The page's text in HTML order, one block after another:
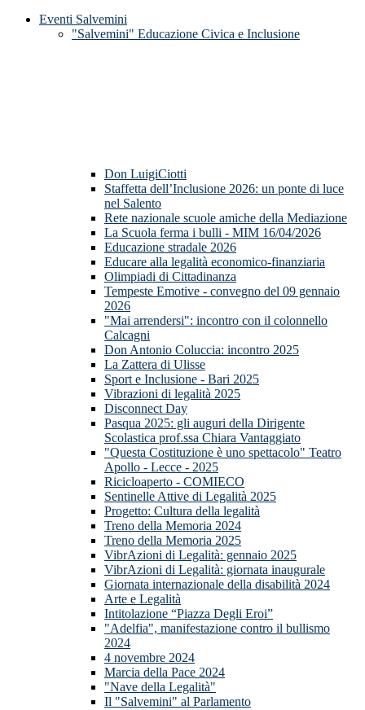
Eventi Salvemini
"Salvemini" Educazione Civica e Inclusione
Don LuigiCiotti
Staffetta dell’Inclusione 2026: un ponte di luce
nel Salento
Rete nazionale scuole amiche della Mediazione
La Scuola ferma i bulli - MIM 16/04/2026
Educazione stradale 2026
Educare alla legalità economico-finanziaria
Olimpiadi di Cittadinanza
Tempeste Emotive - convegno del 09 gennaio
2026
"Mai arrendersi": incontro con il colonnello
Calcagni
Don Antonio Coluccia: incontro 2025
La Zattera di Ulisse
Sport e Inclusione - Bari 2025
Vibrazioni di legalità 2025
Disconnect Day
Pasqua 2025: gli auguri della Dirigente
Scolastica prof.ssa Chiara Vantaggiato
"Questa Costituzione è uno spettacolo" Teatro
Apollo - Lecce - 2025
Ricicloaperto - COMIECO
Sentinelle Attive di Legalità 2025
Progetto: Cultura della legalità
Treno della Memoria 2024
Treno della Memoria 2025
VibrAzioni di Legalità: gennaio 2025
VibrAzioni di Legalità: giornata inaugurale
Giornata internazionale della disabilità 2024
Arte e Legalità
Intitolazione “Piazza Degli Eroi”
"Adelfia", manifestazione contro il bullismo
2024
4 novembre 2024
Marcia della Pace 2024
"Nave della Legalità"
Il "Salvemini" al Parlamento